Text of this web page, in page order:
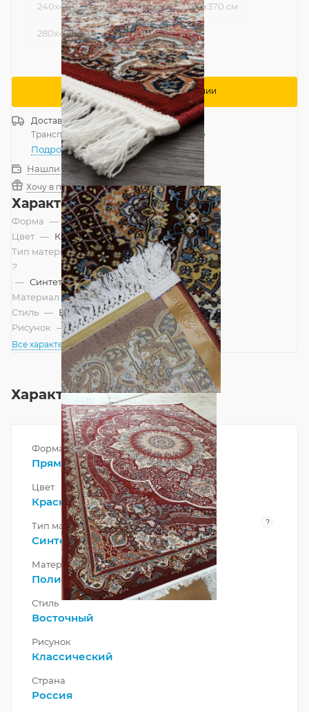
240x400 см 240x500 см 280x370 см
280x470 см 400x500 см
Сообщить о поступлении
ДоставкаРоссия
Транспортной компанией—бесплатно
Подробнее
Нашли дешевле?
Хочу в подарок
Характеристики
Форма — Прямоугольник
Цвет — Красный
Тип материала
?
— Синтетический
Материал — Полипропилен
Стиль — Восточный
Рисунок — Классический
Все характеристики
Характеристики
Форма
Прямоугольник
Цвет
Красный
Тип материала ?
Синтетический
Материал
Полипропилен
Стиль
Восточный
Рисунок
Классический
Страна
Россия